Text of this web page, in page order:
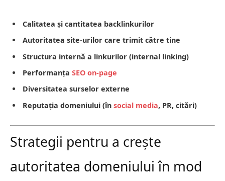
Calitatea și cantitatea backlinkurilor
Autoritatea site-urilor care trimit către tine
Structura internă a linkurilor (internal linking)
Performanța SEO on-page
Diversitatea surselor externe
Reputația domeniului (în social media, PR, citări)
Strategii pentru a crește
autoritatea domeniului în mod